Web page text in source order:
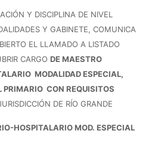
Y DISCIPLINA DE NIVEL
Y GABINETE, COMUNICA
EL LLAMADO A LISTADO
CARGO DE MAESTRO
MODALIDAD ESPECIAL,
CON REQUISITOS
DE RÍO GRANDE
HOSPITALARIO MOD. ESPECIAL